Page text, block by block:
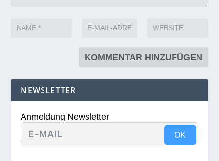
NEWSLETTER
Anmeldung Newsletter
OK